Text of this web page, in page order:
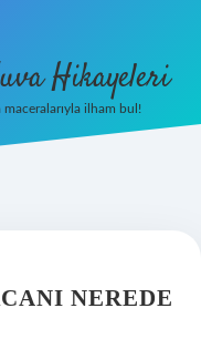
Hikayeleri
maceralarıyla ilham bul!
NEREDE